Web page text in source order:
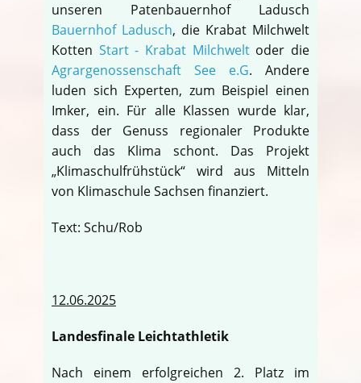
unseren Patenbauernhof Ladusch
Bauernhof Ladusch, die Krabat Milchwelt
Kotten Start - Krabat Milchweltoder die
Agrargenossenschaft See e.G. Andere
luden sich Experten, zum Beispiel einen
Imker, ein. Für alle Klassen wurde klar,
dass der Genuss regionaler Produkte
auch das Klima schont. Das Projekt
„Klimaschulfrühstück“ wird aus Mitteln
von Klimaschule Sachsen finanziert.
Text: Schu/Rob
12.06.2025
Landesfinale Leichtathletik
Nach einem erfolgreichen 2. Platz im